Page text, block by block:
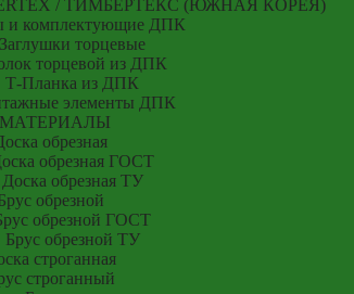
/ ТИМБЕРТЕКС (ЮЖНАЯ КОРЕЯ)
и комплектующие ДПК
Заглушки торцевые
торцевой из ДПК
Т-Планка из ДПК
элементы ДПК
обрезная
обрезная ГОСТ
Доска обрезная ТУ
обрезной
обрезной ГОСТ
Брус обрезной ТУ
строганная
строганный